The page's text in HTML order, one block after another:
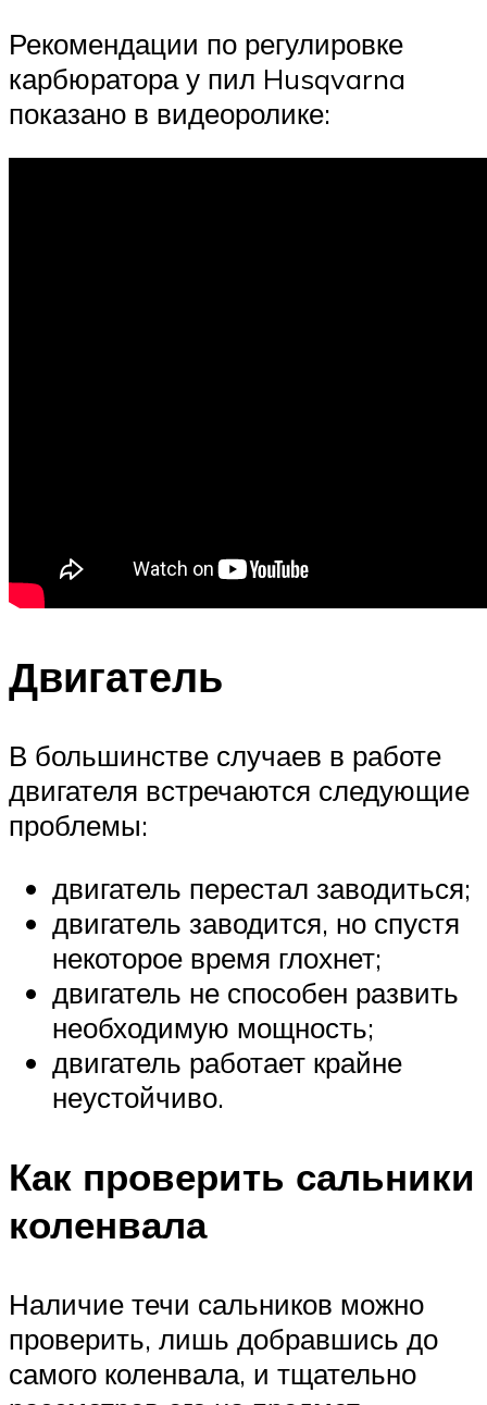
Рекомендации по регулировке
карбюратора у пил Husqvarna
показано в видеоролике:
Двигатель
В большинстве случаев в работе
двигателя встречаются следующие
проблемы:
двигатель перестал заводиться;
двигатель заводится, но спустя
некоторое время глохнет;
двигатель не способен развить
необходимую мощность;
двигатель работает крайне
неустойчиво.
Как проверить сальники
коленвала
Наличие течи сальников можно
проверить, лишь добравшись до
самого коленвала, и тщательно